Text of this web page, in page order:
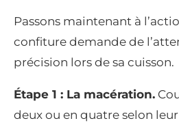
Passons maintenant à
confiture demande de
précision lors de sa cuisson.
Étape 1 : La macération.
deux ou en quatre selon